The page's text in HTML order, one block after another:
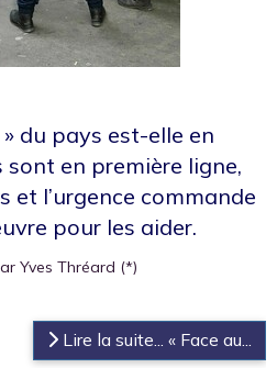
du pays est-elle en
sont en première ligne,
et l’urgence commande
pour les aider.
Yves Thréard (*)
Lire la suite... « Face au...